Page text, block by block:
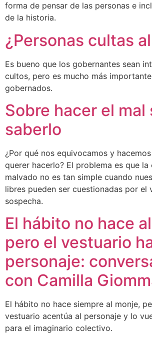
forma de pensar de las personas e
de la historia.
¿Personas cultas
Es bueno que los gobernantes sean
cultos, pero es mucho más
gobernados.
Sobre hacer el mal
saberlo
¿Por qué nos equivocamos y
querer hacerlo? El problema es que
malvado no es tan simple cuando
libres pueden ser cuestionadas por el
sospecha.
El hábito no hace
pero el vestuario
personaje:
con Camilla
El hábito no hace siempre al monje,
vestuario acentúa al personaje y lo
para el imaginario colectivo.